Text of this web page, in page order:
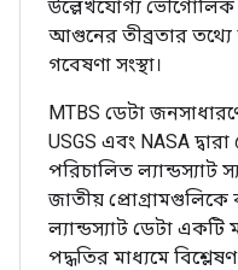
উল্লেখযোগ্য
আগুনের তীব্রতার
গবেষণা সংস্থা।
MTBS ডেটা
USGS এবং NASA
পরিচালিত ল্যান্ডস্যাট
জাতীয় প্রোগ্রামগুলিকে
ল্যান্ডস্যাট ডেটা একটি
পদ্ধতির মাধ্যমে